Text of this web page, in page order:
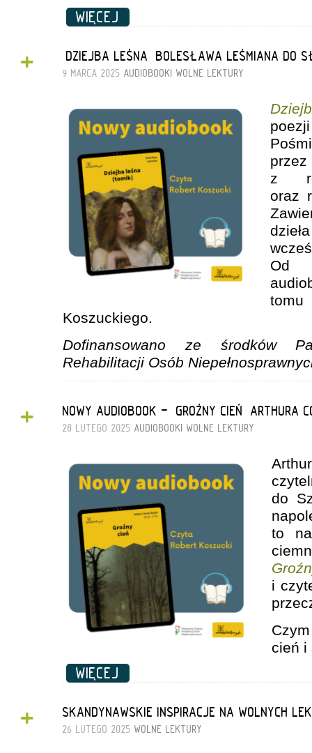
WIĘCEJ
+ „DZIEJBA LEŚNA” BOLESŁAWA LEŚMIANA DO
9 MARCA 2025 AUDIOBOOKI WOLNE LEKTURY
z
oraz
Od
tomu
Koszuckiego.
Dofinansowano ze środków
Rehabilitacji Osób
+ NOWY AUDIOBOOK - „GROŹNY CIEŃ” ARTHURA
28 LUTEGO 2025 AUDIOBOOKI WOLNE LEKTURY
do
to
i
cień i
WIĘCEJ
+ SKANDYNAWSKIE INSPIRACJE NA WOLNYCH
26 LUTEGO 2025 WOLNE LEKTURY